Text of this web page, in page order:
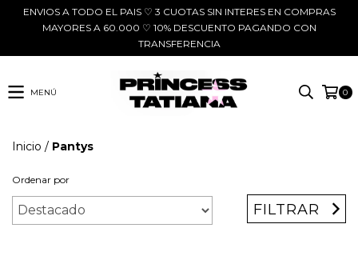
ENVIOS A TODO EL PAIS ♡ 3 CUOTAS SIN INTERES EN COMPRAS
MAYORES A 60.000 ♡ 10% DESCUENTO PAGANDO CON
TRANSFERENCIA
MENÚ 0
Inicio / Pantys
Ordenar por
FILTRAR